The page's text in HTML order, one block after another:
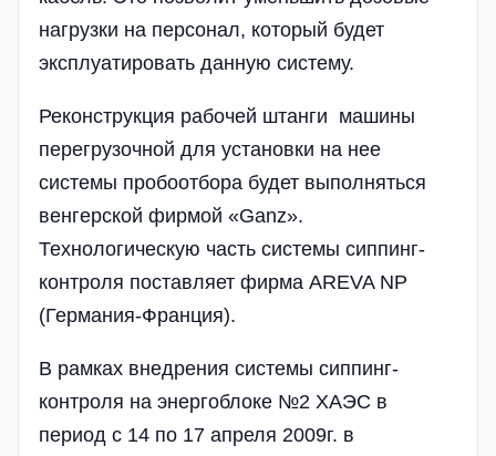
нагрузки на персонал, который будет
эксплуатировать данную систему.
Реконструкция рабочей штанги машины
перегрузочной для установки на нее
системы пробоотбора будет выполняться
венгерской фирмой «Ganz».
Технологическую часть системы сиппинг-
контроля поставляет фирма AREVA NP
(Германия-Франция).
В рамках внедрения системы сиппинг-
контроля на энергоблоке №2 ХАЭС в
период с 14 по 17 апреля 2009г. в